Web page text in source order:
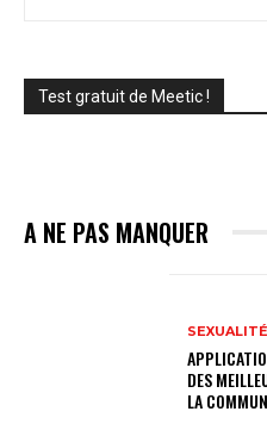
Test gratuit de Meetic !
A NE PAS MANQUER
DES
LA